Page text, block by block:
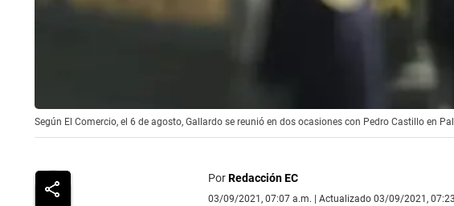
Según El Comercio, el 6 de agosto, Gallardo se reunió en dos ocasiones con Pedro Castillo en
PorRedacción EC
03/09/2021, 07:07 a.m. | Actualizado 03/09/2021,